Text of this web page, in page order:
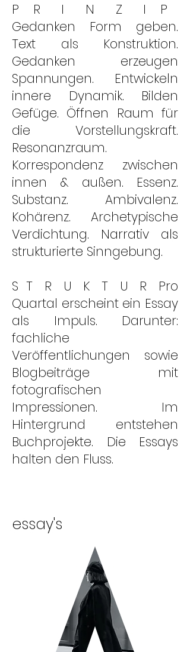
P R I N Z I P
Gedanken Form geben.
Text als Konstruktion.
Gedanken erzeugen
Spannungen. Entwickeln
innere Dynamik. Bilden
Gefüge. Öffnen Raum für
die Vorstellungskraft.
Resonanzraum.
Korrespondenz zwischen
innen & außen. Essenz.
Substanz. Ambivalenz.
Kohärenz. Archetypische
Verdichtung. Narrativ als
strukturierte Sinngebung.
S T R U K T U R Pro
Quartal erscheint ein Essay
als Impuls. Darunter:
fachliche
Veröffentlichungen sowie
Blogbeiträge mit
fotografischen
Impressionen. Im
Hintergrund entstehen
Buchprojekte. Die Essays
halten den Fluss.
essay's